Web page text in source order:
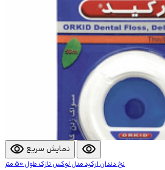
visibility نمایش سریع visibility
نخ دندان ارکید مدل لوکس نازک طول 50 متر